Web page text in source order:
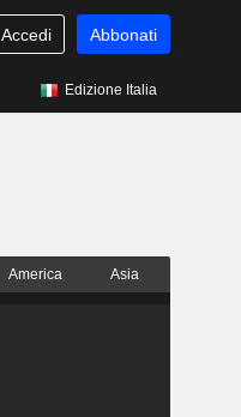
Accedi Abbonati
Edizione Italia
America Asia